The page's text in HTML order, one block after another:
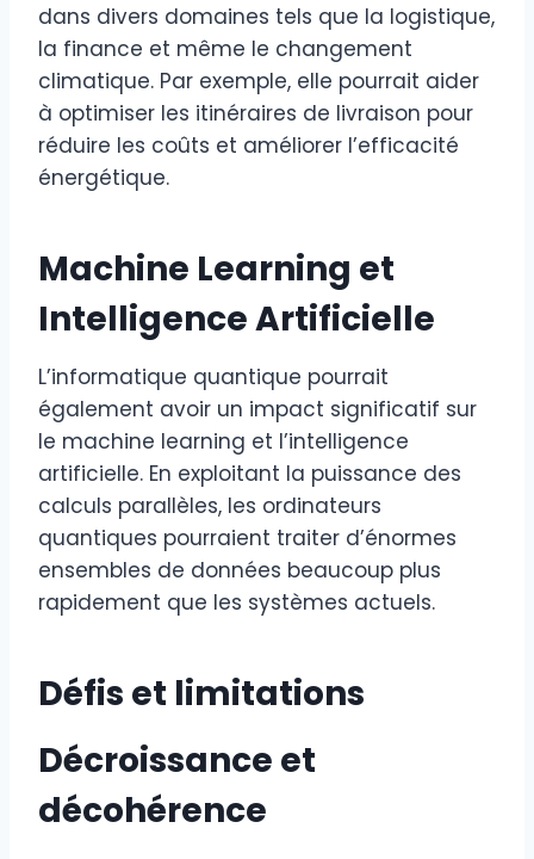
dans divers domaines tels que la logistique,
la finance et même le changement
climatique. Par exemple, elle pourrait aider
à optimiser les itinéraires de livraison pour
réduire les coûts et améliorer l’efficacité
énergétique.
Machine Learning et
Intelligence Artificielle
L’informatique quantique pourrait
également avoir un impact significatif sur
le machine learning et l’intelligence
artificielle. En exploitant la puissance des
calculs parallèles, les ordinateurs
quantiques pourraient traiter d’énormes
ensembles de données beaucoup plus
rapidement que les systèmes actuels.
Défis et limitations
Décroissance et
décohérence